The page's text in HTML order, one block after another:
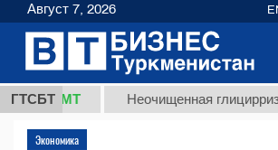
ГТСБТ
ТМТ Неочищенная
Экономика
Август 7, 2026